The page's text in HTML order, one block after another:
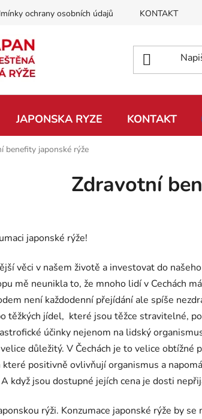
ochrany osobních údajů KONTAKT
JAPONSKA RYZE KONTAKT
benefity japonské rýže
Zdravotní
japonské rýže!
věci v našem životě a investovat do
mě neunikla to, že mnoho lidí v Cechách
není každodenní přejídání ale spíše
těžkých jídel, které jsou těžce stravitelné,
účinky nejenom na lidský
důležitý. V Čechách je to velice
positivně ovlivňují organismus a
když jsou dostupné jejích cena je dosti
rýži. Konzumace japonské rýže by